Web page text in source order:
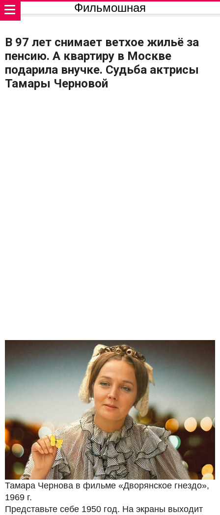
Фильмошная
В 97 лет снимает ветхое жильё за
пенсию. А квартиру в Москве
подарила внучке. Судьба актрисы
Тамары Черновой
Тамара Чернова в фильме «Дворянское гнездо»,
1969 г.
Представьте себе 1950 год. На экраны выходит